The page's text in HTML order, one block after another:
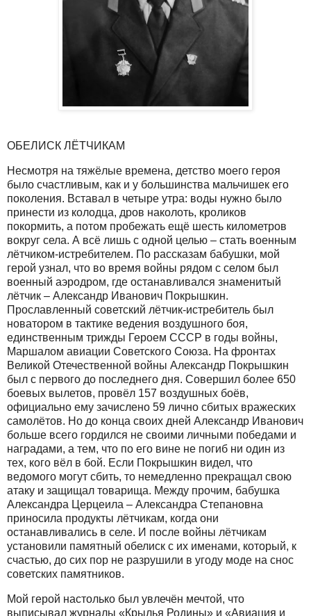
ОБЕЛИСК ЛЁТЧИКАМ
Несмотря на тяжёлые времена, детство моего героя
было счастливым, как и у большинства мальчишек его
поколения. Вставал в четыре утра: воды нужно было
принести из колодца, дров наколоть, кроликов
покормить, а потом пробежать ещё шесть километров
вокруг села. А всё лишь с одной целью – стать военным
лётчиком-истребителем. По рассказам бабушки, мой
герой узнал, что во время войны рядом с селом был
военный аэродром, где останавливался знаменитый
лётчик – Александр Иванович Покрышкин.
Прославленный советский лётчик-истребитель был
новатором в тактике ведения воздушного боя,
единственным трижды Героем СССР в годы войны,
Маршалом авиации Советского Союза. На фронтах
Великой Отечественной войны Александр Покрышкин
был с первого до последнего дня. Совершил более 650
боевых вылетов, провёл 157 воздушных боёв,
официально ему зачислено 59 лично сбитых вражеских
самолётов. Но до конца своих дней Александр Иванович
больше всего гордился не своими личными победами и
наградами, а тем, что по его вине не погиб ни один из
тех, кого вёл в бой. Если Покрышкин видел, что
ведомого могут сбить, то немедленно прекращал свою
атаку и защищал товарища. Между прочим, бабушка
Александра Церцеила – Александра Степановна
приносила продукты лётчикам, когда они
останавливались в селе. И после войны лётчикам
установили памятный обелиск с их именами, который, к
счастью, до сих пор не разрушили в угоду моде на снос
советских памятников.
Мой герой настолько был увлечён мечтой, что
выписывал журналы «Крылья Родины» и «Авиация и